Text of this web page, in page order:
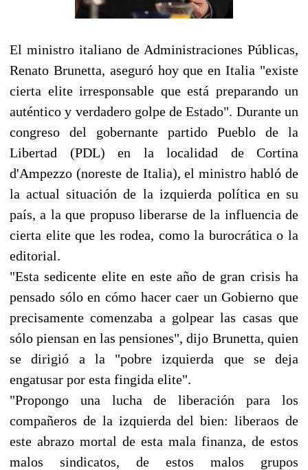
El ministro italiano de Administraciones Públicas,
Renato Brunetta, aseguró hoy que en Italia "existe
cierta elite irresponsable que está preparando un
auténtico y verdadero golpe de Estado". Durante un
congreso del gobernante partido Pueblo de la
Libertad (PDL) en la localidad de Cortina
d'Ampezzo (noreste de Italia), el ministro habló de
la actual situación de la izquierda política en su
país, a la que propuso liberarse de la influencia de
cierta elite que les rodea, como la burocrática o la
editorial.
"Esta sedicente elite en este año de gran crisis ha
pensado sólo en cómo hacer caer un Gobierno que
precisamente comenzaba a golpear las casas que
sólo piensan en las pensiones", dijo Brunetta, quien
se dirigió a la "pobre izquierda que se deja
engatusar por esta fingida elite".
"Propongo una lucha de liberación para los
compañeros de la izquierda del bien: liberaos de
este abrazo mortal de esta mala finanza, de estos
malos sindicatos, de estos malos grupos